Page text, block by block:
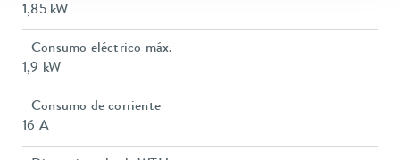
1,85 kW
Consumo eléctrico máx.
1,9 kW
Consumo de corriente
16 A